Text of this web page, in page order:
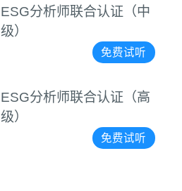
ESG分析师联合认证（中
级）
免费试听
ESG分析师联合认证（高
级）
免费试听